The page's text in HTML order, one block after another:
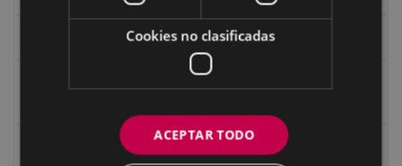
Ignacio Zuloaga (1870-2020)
Indalecio Ojanguren Diputación de Gipuzkoa
Cookies no clasificadas
ACEPTAR TODO